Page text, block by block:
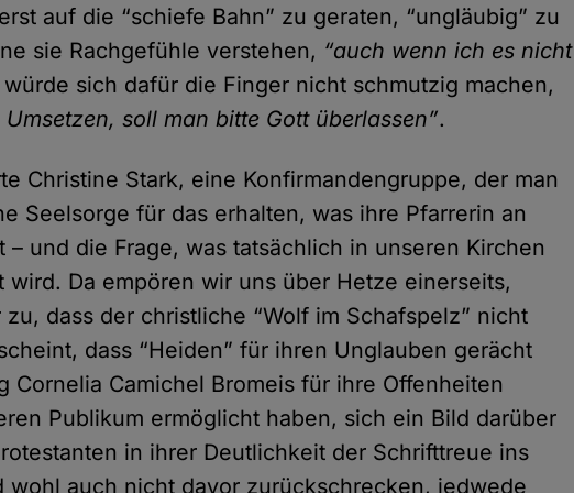
auf die “schiefe Bahn” zu geraten, “ungläubig” zu
sie Rachgefühle verstehen, “auch wenn ich es nicht
würde sich dafür die Finger nicht schmutzig machen,
Umsetzen, soll man bitte Gott überlassen”.
Christine Stark, eine Konfirmandengruppe, der man
Seelsorge für das erhalten, was ihre Pfarrerin an
und die Frage, was tatsächlich in unseren Kirchen
Da empören wir uns über Hetze einerseits,
dass der christliche “Wolf im Schafspelz” nicht
dass “Heiden” für ihren Unglauben gerächt
Cornelia Camichel Bromeis für ihre Offenheiten
Publikum ermöglicht haben, sich ein Bild darüber
in ihrer Deutlichkeit der Schrifttreue ins
wohl auch nicht davor zurückschrecken, jedwede